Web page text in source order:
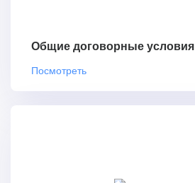
Общие договорные условия
Посмотреть